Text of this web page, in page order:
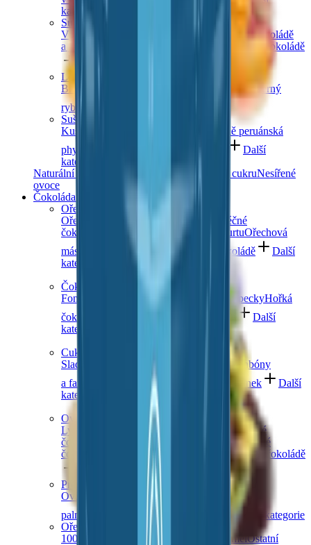
kategorie
Sušené ovoce v čokoládě
V hořké čokoládě
V bílé čokoládě
a jogurtu
Jablečné trubičky máčené v čokoládě
Lesní ovoce
Brusinky a borůvky
OstružinyČerný
rybíz
Sušené bobule a plody
Kustovnice čínská goji
Mochyně peruánská
physalis
Další
kategorie
Naturální sušené ovoce
Ovoce bez přidaného cukruNesířené
ovoce
Čokoláda a sladkosti
Ořechy v čokoládě
Ořechy v hořké čokoládě
Ořechy v mléčné
čokoládě
Ořechy v bílé čokoládě a jogurtuOřechová
másla s čokoládou
Ořechový mix v čokoládě
Další
kategorie
Čokoládové mlsání
Fondány a nugáty
Čokoládové hrudky a peckyHořká
čokoláda
Bílá čokoláda
Další
kategorie
Cukrovinky a želé
Sladkosti bez cukru
Slaný karamel
Želé bonbóny
a fazolky
Lékořice a pendreky Mix cukrovinek
Další
kategorie
Ovoce v čokoládě
Lyofilizované ovoce v čokoládě
Ovoce v hořké
čokoládě
Ovoce v mléčné čokoládě
Ovoce v bílé
čokoládě a jogurtu
Jablečné trubičky máčené v čokoládě
Prémiové čokolády
Ovocná čokoláda
Slaný karamel
Čokolády bez
palmového oleje
Čokolády bez cukru
Další kategorie
Ořechová másla
100% ořechová
S čokoládou Slaný karamelOstatní